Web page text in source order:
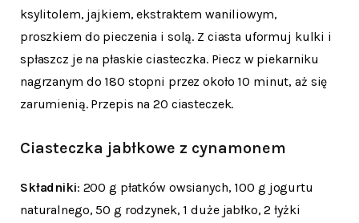
ksylitolem, jajkiem, ekstraktem waniliowym,
proszkiem do pieczenia i solą. Z ciasta uformuj kulki i
spłaszcz je na płaskie ciasteczka. Piecz w piekarniku
nagrzanym do 180 stopni przez około 10 minut, aż się
zarumienią. Przepis na 20 ciasteczek.
Ciasteczka jabłkowe z cynamonem
Składniki: 200 g płatków owsianych, 100 g jogurtu
naturalnego, 50 g rodzynek, 1 duże jabłko, 2 łyżki